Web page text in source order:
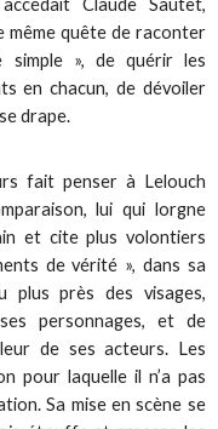
Claude Sautet,
même quête de raconter
simple », de quérir les
en chacun, de dévoiler
drape.
fait penser à Lelouch
lui qui lorgne
et cite plus volontiers
de vérité », dans sa
plus près des visages,
personnages, et de
de ses acteurs. Les
pour laquelle il n’a pas
Sa mise en scène se